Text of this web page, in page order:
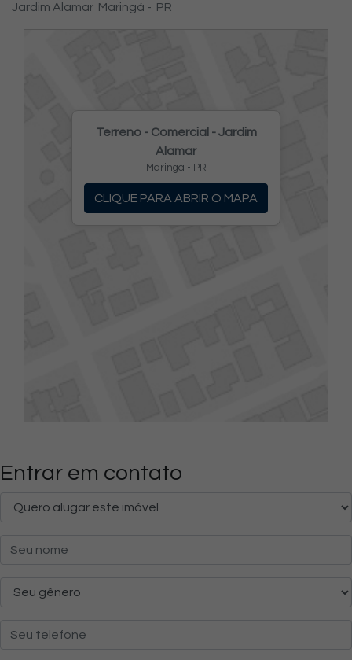
Jardim Alamar Maringá - PR
Terreno - Comercial - Jardim
Alamar
Maringá - PR
CLIQUE PARA ABRIR O MAPA
Entrar em contato